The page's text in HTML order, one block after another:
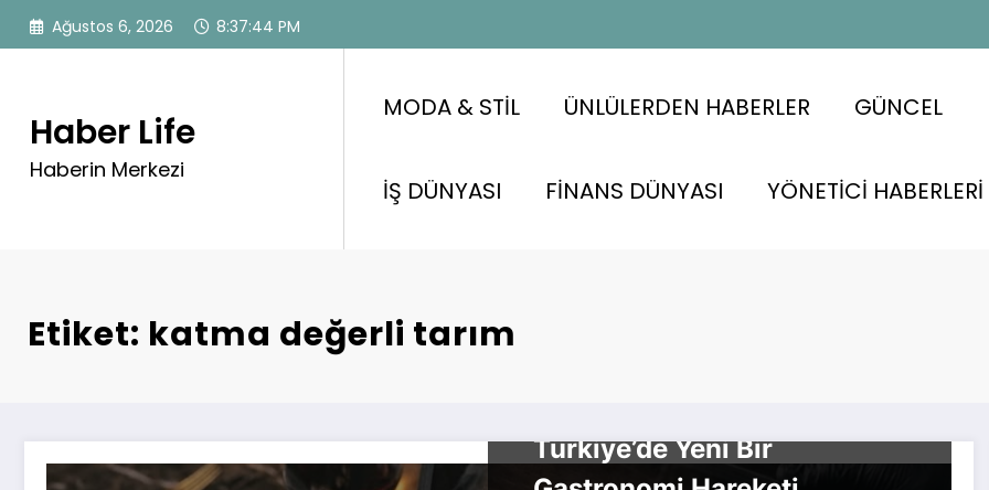
İçeriğe
atla
Ağustos 6, 2026 8:37:45 PM
Haber Life
Haberin Merkezi
MODA & STİL ÜNLÜLERDEN HABERLER GÜNCEL
İŞ DÜNYASI FİNANS DÜNYASI YÖNETİCİ HABERLERİ
Etiket: katma değerli tarım
Türkiye’de Yeni Bir